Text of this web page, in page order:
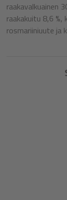
raakavalkuainen
raakakuitu 8,6 %,
rosmariiniuute ja